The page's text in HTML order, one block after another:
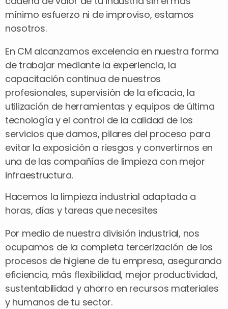
mínimo esfuerzo ni de improviso, estamos
nosotros.
En CM alcanzamos excelencia en nuestra forma
de trabajar mediante la experiencia, la
capacitación continua de nuestros
profesionales, supervisión de la eficacia, la
utilización de herramientas y equipos de última
tecnología y el control de la calidad de los
servicios que damos, pilares del proceso para
evitar la exposición a riesgos y convertirnos en
una de las compañías de limpieza con mejor
infraestructura.
Hacemos la limpieza industrial adaptada a
horas, días y tareas que necesites
Por medio de nuestra división industrial, nos
ocupamos de la completa tercerización de los
procesos de higiene de tu empresa, asegurando
eficiencia, más flexibilidad, mejor productividad,
sustentabilidad y ahorro en recursos materiales
y humanos de tu sector.